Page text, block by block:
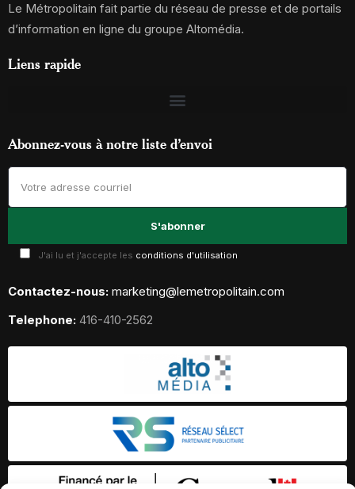
Le Métropolitain fait partie du réseau de presse et de portails
d’information en ligne du groupe Altomédia.
Liens rapide
Abonnez-vous à notre liste d’envoi
J'ai lu et j'accepte les conditions d'utilisation
Contactez-nous: marketing@lemetropolitain.com
Telephone: 416-410-2562